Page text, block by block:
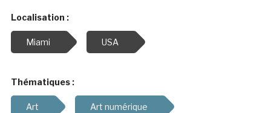
Localisation :
Miami USA
Thématiques :
Art Art numérique